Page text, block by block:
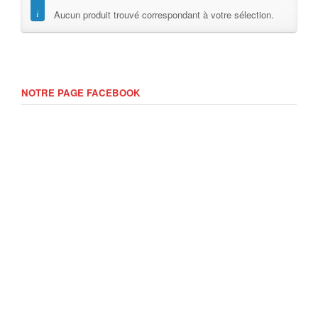
Aucun produit trouvé correspondant à votre sélection.
NOTRE PAGE FACEBOOK